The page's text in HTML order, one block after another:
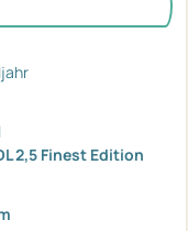
2,5 Finest Edition